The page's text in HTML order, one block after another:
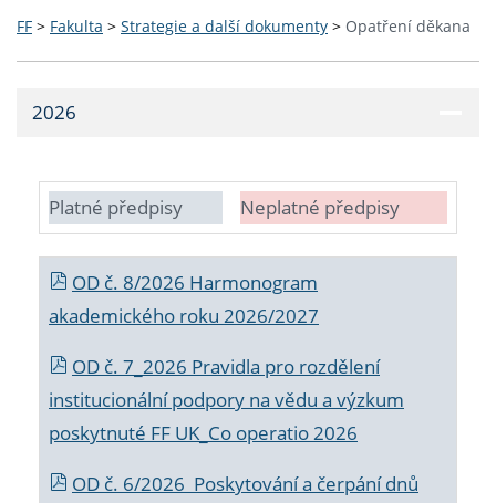
FF > Fakulta > Strategie a další dokumenty > Opatření děkana
2026
Platné předpisy Neplatné předpisy
OD č. 8/2026 Harmonogram
akademického roku 2026/2027
OD č. 7_2026 Pravidla pro rozdělení
institucionální podpory na vědu a výzkum
poskytnuté FF UK_Co operatio 2026
OD č. 6/2026 Poskytování a čerpání dnů